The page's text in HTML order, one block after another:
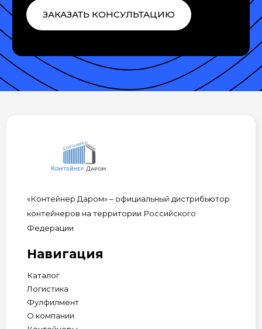
ЗАКАЗАТЬ КОНСУЛЬТАЦИЮ
«Контейнер Даром» – официальный дистрибьютор
контейнеров на территории Российского
Федерации
Навигация
Каталог
Логистика
Фулфилмент
О компании